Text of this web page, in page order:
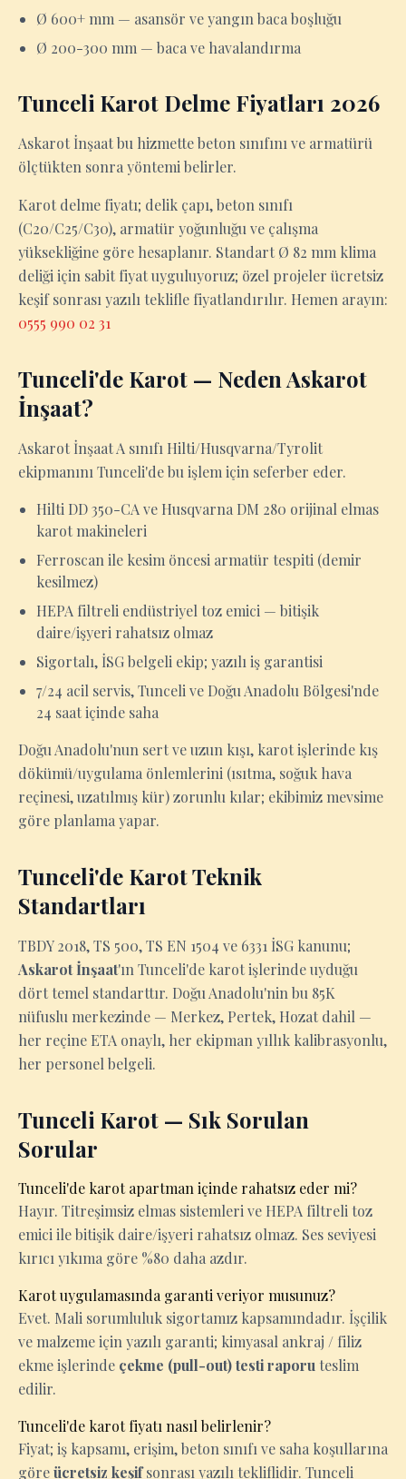
Ø 600+ mm — asansör ve yangın baca boşluğu
Ø 200-300 mm — baca ve havalandırma
Tunceli Karot Delme Fiyatları 2026
Askarot İnşaat bu hizmette beton sınıfını ve armatürü
ölçtükten sonra yöntemi belirler.
Karot delme fiyatı; delik çapı, beton sınıfı
(C20/C25/C30), armatür yoğunluğu ve çalışma
yüksekliğine göre hesaplanır. Standart Ø 82 mm klima
deliği için sabit fiyat uyguluyoruz; özel projeler ücretsiz
keşif sonrası yazılı teklifle fiyatlandırılır. Hemen arayın:
0555 990 02 31
Tunceli'de Karot — Neden Askarot
İnşaat?
Askarot İnşaat A sınıfı Hilti/Husqvarna/Tyrolit
ekipmanını Tunceli'de bu işlem için seferber eder.
Hilti DD 350-CA ve Husqvarna DM 280 orijinal elmas
karot makineleri
Ferroscan ile kesim öncesi armatür tespiti (demir
kesilmez)
HEPA filtreli endüstriyel toz emici — bitişik
daire/işyeri rahatsız olmaz
Sigortalı, İSG belgeli ekip; yazılı iş garantisi
7/24 acil servis, Tunceli ve Doğu Anadolu Bölgesi'nde
24 saat içinde saha
Doğu Anadolu'nun sert ve uzun kışı, karot işlerinde kış
dökümü/uygulama önlemlerini (ısıtma, soğuk hava
reçinesi, uzatılmış kür) zorunlu kılar; ekibimiz mevsime
göre planlama yapar.
Tunceli'de Karot Teknik
Standartları
TBDY 2018, TS 500, TS EN 1504 ve 6331 İSG kanunu;
Askarot İnşaat'ın Tunceli'de karot işlerinde uyduğu
dört temel standarttır. Doğu Anadolu'nin bu 85K
nüfuslu merkezinde — Merkez, Pertek, Hozat dahil —
her reçine ETA onaylı, her ekipman yıllık kalibrasyonlu,
her personel belgeli.
Tunceli Karot — Sık Sorulan
Sorular
Tunceli'de karot apartman içinde rahatsız eder mi?
Hayır. Titreşimsiz elmas sistemleri ve HEPA filtreli toz
emici ile bitişik daire/işyeri rahatsız olmaz. Ses seviyesi
kırıcı yıkıma göre %80 daha azdır.
Karot uygulamasında garanti veriyor musunuz?
Evet. Mali sorumluluk sigortamız kapsamındadır. İşçilik
ve malzeme için yazılı garanti; kimyasal ankraj / filiz
ekme işlerinde çekme (pull-out) testi raporu teslim
edilir.
Tunceli'de karot fiyatı nasıl belirlenir?
Fiyat; iş kapsamı, erişim, beton sınıfı ve saha koşullarına
göreücretsiz keşifsonrası yazılı tekliflidir. Tunceli